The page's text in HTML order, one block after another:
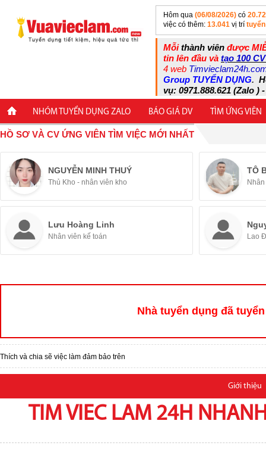
Hôm qua (06/08/2026) có
việc có thêm: 13.041 vị trí
Mỗithành viên được
tin lên đầu và tạo 100
4 web
Group TUYỂN DỤNG.
vụ: 0971.888.621 (Zalo )
NHÓM TUYỂN DỤNG ZALO BÁO GIÁ DV TÌM ỨNG VIÊN
HỒ SƠ VÀ CV ỨNG VIÊN TÌM VIỆC MỚI NHẤT
NGUYỄN MINH THUÝ
Thủ Kho - nhân viên kho
TÔ
Lưu Hoàng Linh
Nhân viên kế toán Lao
Nhà tuyển dụng đã
Thích và chia sẽ việc làm đảm bảo trên
Giới thiệu
TIM VIEC LAM 24H